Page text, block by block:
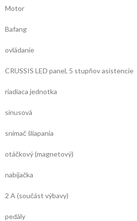
Motor
Bafang
ovládanie
CRUSSIS LED panel, 5 stupňov asistencie
riadiaca jednotka
sínusová
snímač šliapania
otáčkový (magnetový)
nabíjačka
2 A (součást výbavy)
pedály